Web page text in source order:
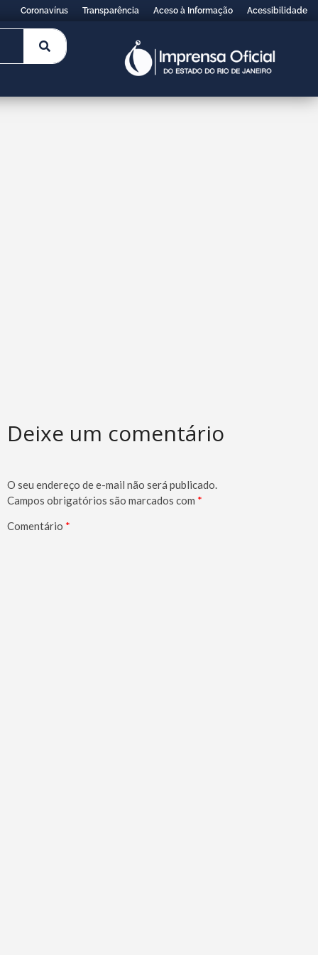
Coronavírus Transparência Aceso à Informação Acessibilidade
Deixe um comentário
O seu endereço de e-mail não será publicado.
Campos obrigatórios são marcados com *
Comentário *